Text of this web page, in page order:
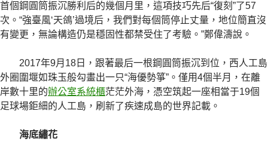
首個鋼圓筒振沉勝利后的幾個月里，這項技巧先后“復刻”了57
次。“強臺風‘天鴿’過境后，我們對每個筒停止丈量，地位簡直沒
有變更，無論構造仍是穩固性都禁受住了考驗。”鄭偉濤說。
2017年9月18日，跟著最后一根鋼圓筒振沉到位，西人工島
外圈圍堰如珠玉般勾畫出一只“海優勢箏”。僅用4個半月，在離
岸數十里的辦公室系統櫃茫茫外海，憑空筑起一座相當于19個
足球場鉅細的人工島，刷新了疾速成島的世界記載。
海底繡花